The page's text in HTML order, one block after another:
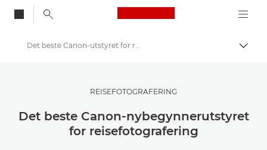
Canon Logo, back
Get Inspired | Tips for fotografering og utskrift og kjøpsveiledninger
Tips og teknikker for fotografering og utskrift
Det beste Canon-utstyret for reisefotografering på nybegynnernivå
REISEFOTOGRAFERING
Det beste Canon-nybegynnerutstyret
for reisefotografering